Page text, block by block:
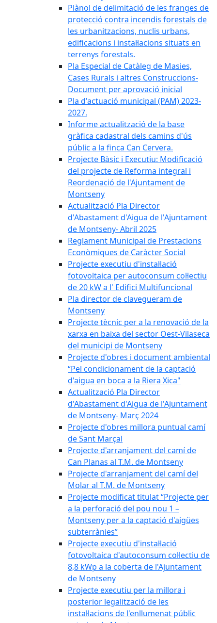
Plànol de delimitació de les franges de
protecció contra incendis forestals de
les urbanitzacions, nuclis urbans,
edificacions i instal·lacions situats en
terrenys forestals.
Pla Especial de Catàleg de Masies,
Cases Rurals i altres Construccions-
Document per aprovació inicial
Pla d'actuació municipal (PAM) 2023-
2027.
Informe actualització de la base
gràfica cadastral dels camins d'ús
públic a la finca Can Cervera.
Projecte Bàsic i Executiu: Modificació
del projecte de Reforma integral i
Reordenació de l'Ajuntament de
Montseny
Actualització Pla Director
d'Abastament d'Aigua de l'Ajuntament
de Montseny- Abril 2025
Reglament Municipal de Prestacions
Econòmiques de Caràcter Social
Projecte executiu d'instal·lació
fotovoltaica per autoconsum col·lectiu
de 20 kW a l' Edifici Multifuncional
Pla director de clavegueram de
Montseny
Projecte tècnic per a la renovació de la
xarxa en baixa del sector Oest-Vilaseca
del municipi de Montseny
Projecte d'obres i document ambiental
“Pel condicionament de la captació
d'aigua en boca a la Riera Xica"
Actualització Pla Director
d'Abastament d'Aigua de l'Ajuntament
de Montseny- Març 2024
Projecte d'obres millora puntual camí
de Sant Marçal
Projecte d'arranjament del camí de
Can Planas al T.M. de Montseny
Projecte d'arranjament del camí del
Molar al T.M. de Montseny
Projecte modificat titulat “Projecte per
a la perforació del pou nou 1 –
Montseny per a la captació d'aigües
subterrànies”
Projecte executiu d'instal·lació
fotovoltaica d'autoconsum col·lectiu de
8,8 kWp a la coberta de l'Ajuntament
de Montseny
Projecte executiu per la millora i
posterior legalització de les
instal·lacions de l'enllumenat públic